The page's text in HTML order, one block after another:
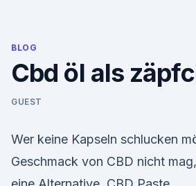
BLOG
Cbd öl als
GUEST
Wer keine Kapseln schlucken
Geschmack von CBD nicht